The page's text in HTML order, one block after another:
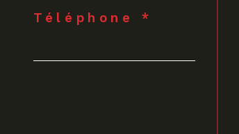
Téléphone *